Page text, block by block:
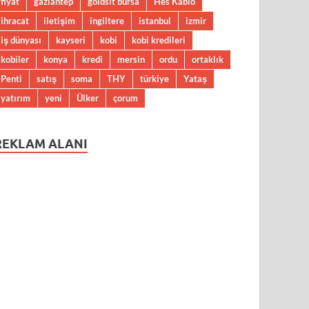
ihracat
iletişim ingiltere istanbul
izmir
iş dünyası
kayseri kobi
kobi kredileri
kobiler
konya kredi mersin ordu
ortaklık
Penti
satış soma THY türkiye
Yataş
yatırım
yeni Ülker çorum
ALANI